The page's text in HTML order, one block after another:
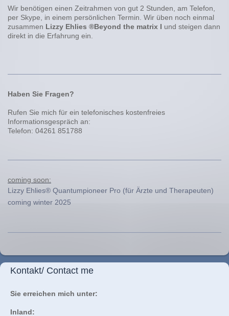
Wir benötigen einen Zeitrahmen von gut 2 Stunden, am Telefon,
per Skype, in einem persönlichen Termin. Wir üben noch einmal
zusammen Lizzy Ehlies ®Beyond the matrix I und steigen dann
direkt in die Erfahrung ein.
Haben Sie Fragen?
Rufen Sie mich für ein telefonisches kostenfreies
Informationsgespräch an:
Telefon: 04261 851788
coming soon:
Lizzy Ehlies® Quantumpioneer Pro (für Ärzte und Therapeuten)
coming winter 2025
Kontakt/ Contact me
Sie erreichen mich unter:
Inland: